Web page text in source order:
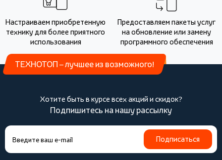
Настраиваем приобретенную
технику для более приятного
использования
Предоставляем пакеты услуг
на обновление или замену
программного обеспечения
ТЕХНОТОП – лучшее из возможного!
Хотите быть в курсе всех акций и скидок?
Подпишитесь на нашу рассылку
Подписаться